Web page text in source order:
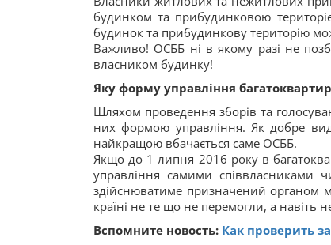
будинком та прибудинковою
будинок та прибудинкову територію
Важливо! ОСББ ні в якому разі не
власником будинку!
Яку форму управління
Шляхом проведення зборів та
них формою управління. Як добре
найкращою вбачається саме ОСББ.
Якщо до 1 липня 2016 року в
управління самими співвласниками
здійснюватиме призначений органом
країні не те що не перемогли, а навіть
Вспомните новость: Как проверить